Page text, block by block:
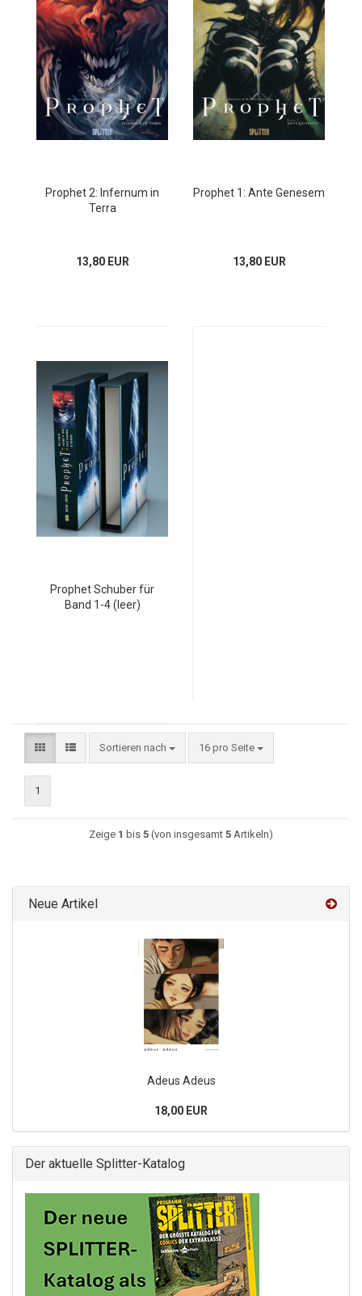
Prophet 2: Infernum in
Terra
13,80 EUR
Prophet 1: Ante Genesem
13,80 EUR
Prophet Schuber für
Band 1-4 (leer)
Sortieren nach 16 pro Seite
1
Zeige 1 bis 5 (von insgesamt 5 Artikeln)
Neue Artikel
Adeus Adeus
18,00 EUR
Der aktuelle Splitter-Katalog